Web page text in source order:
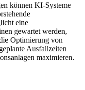
können KI-Systeme
eine
gewartet werden,
Optimierung von
Ausfallzeiten
maximieren.